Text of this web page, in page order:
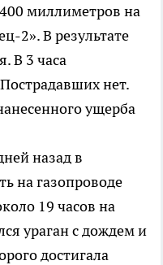
миллиметров на
2». В результате
В 3 часа
нет.
ущерба
назад в
на газопроводе
19 часов на
ураган с дождем и
достигала